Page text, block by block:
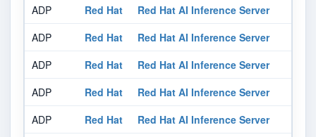
ADP
Red Hat
Red Hat AI Inference Server
ADP
Red Hat
Red Hat AI Inference Server
ADP
Red Hat
Red Hat AI Inference Server
ADP
Red Hat
Red Hat AI Inference Server
ADP
Red Hat
Red Hat AI Inference Server